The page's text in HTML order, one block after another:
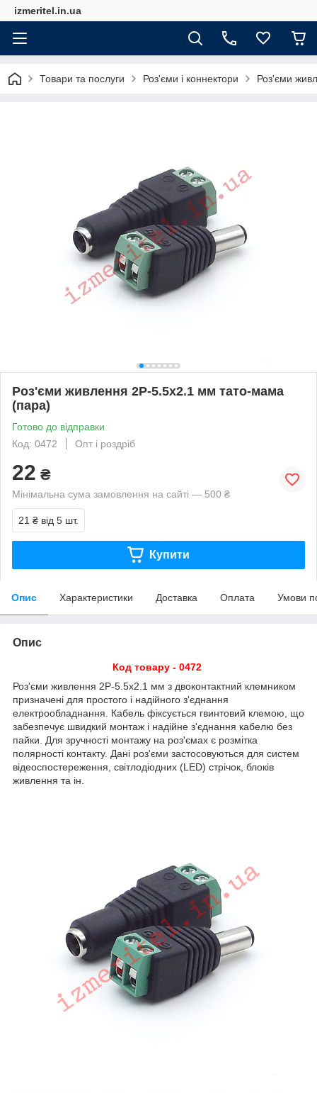
izmeritel.in.ua
Товари та послуги Роз'єми і коннектори Роз'єми
Роз'єми живлення 2P-5.5x2.1 мм тато-мама
(пара)
Готово до відправки
Код: 0472
Опт і роздріб
22 ₴
Мінімальна сума замовлення на сайті — 500 ₴
21 ₴ від 5 шт.
Купити
Опис Характеристики Доставка Оплата Умови
Опис
Код товару - 0472
Роз'єми живлення 2P-5.5x2.1 мм з двоконтактний клемником
призначені для простого і надійного з'єднання
електрообладнання. Кабель фіксується гвинтовий клемою, що
забезпечує швидкий монтаж і надійне з'єднання кабелю без
пайки. Для зручності монтажу на роз'ємах є розмітка
полярності контакту. Дані роз'єми застосовуються для систем
відеоспостереження, світлодіодних (LED) стрічок, блоків
живлення та ін.